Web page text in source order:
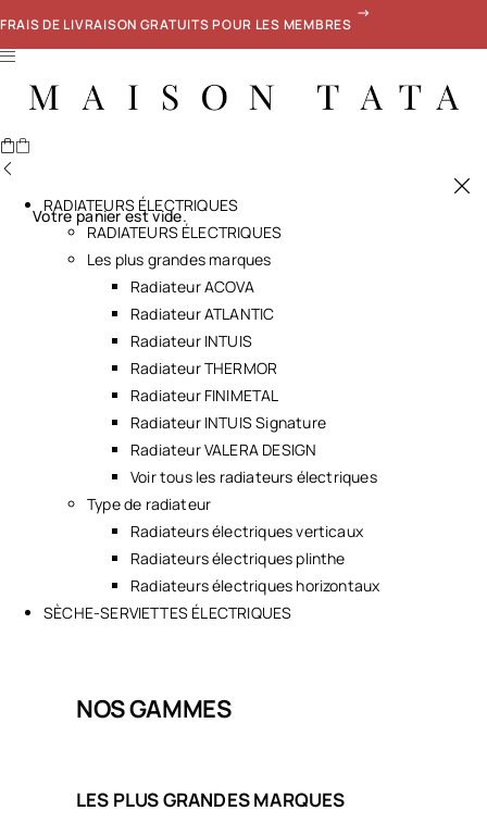
FRAIS DE LIVRAISON GRATUITS POUR LES MEMBRES
Votre panier est vide.
RADIATEURS ÉLECTRIQUES
RADIATEURS ÉLECTRIQUES
Les plus grandes marques
Radiateur ACOVA
Radiateur ATLANTIC
Radiateur INTUIS
Radiateur THERMOR
Radiateur FINIMETAL
Radiateur INTUIS Signature
Radiateur VALERA DESIGN
Voir tous les radiateurs électriques
Type de radiateur
Radiateurs électriques verticaux
Radiateurs électriques plinthe
Radiateurs électriques horizontaux
SÈCHE-SERVIETTES ÉLECTRIQUES
NOS GAMMES
LES PLUS GRANDES MARQUES